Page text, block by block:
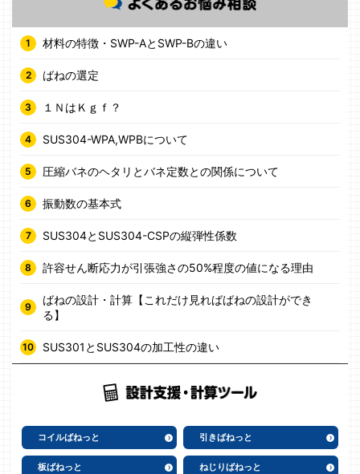
材料の特徴・SWP-AとSWP-Bの違い
ばねの選定
１ＮはＫｇｆ？
SUS304-WPA,WPBについて
圧縮バネのヘタリとバネ定数との関係について
振動数の基本式
SUS304とSUS304-CSPの縦弾性係数
許容せん断応力が引張強さの50%程度の値になる理由
ばねの設計・計算【これだけ見ればばねの設計ができ
る】
SUS301とSUS304の加工性の違い
コイルばねっと 引きばねっと
板ばねっと ねじりばねっと